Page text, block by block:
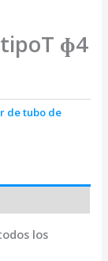
ɸ4
de tubo de
los